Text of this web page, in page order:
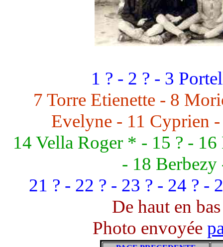
1 ? - 2 ? - 3
7 Torre Etienette - 8
Evelyne - 11 Cyprien
14 Vella Roger * - 15 ? -
- 18
21 ? - 22 ? - 23 ? - 24 ? -
De haut en
Photo envoyée